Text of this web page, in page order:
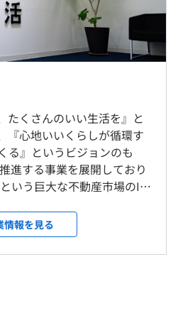
想を尊重し、よりよいサービス
。
ド
アップ支援】
事項
設置、喫煙可能区域での業務な
駅」3番出口より徒歩3分
/月
）
得可能）
人
防止研修
たくさんのいい生活を』と
『心地いいくらしが循環す
る』というビジョンのも
進する事業を展開しており
供している上場企業です。
ックス出身のメンバー4人で
で必要とされるシステムを
情報を見る